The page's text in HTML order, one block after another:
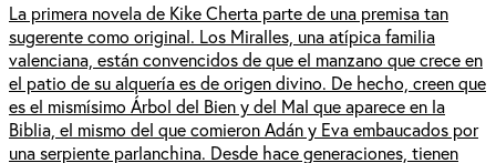
La primera novela de Kike Cherta parte de una premisa tan
sugerente como original. Los Miralles, una atípica familia
valenciana, están convencidos de que el manzano que crece en
el patio de su alquería es de origen divino. De hecho, creen que
es el mismísimo Árbol del Bien y del Mal que aparece en la
Biblia, el mismo del que comieron Adán y Eva embaucados por
una serpiente parlanchina. Desde hace generaciones, tienen